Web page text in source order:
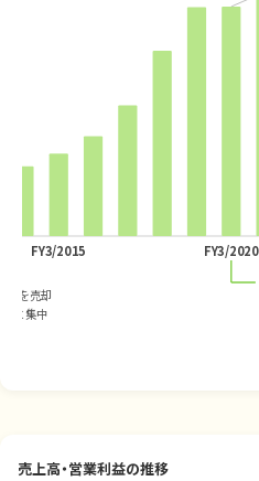
FY3/2015 FY3/2020
業を売却
に集中
売上高・営業利益の推移